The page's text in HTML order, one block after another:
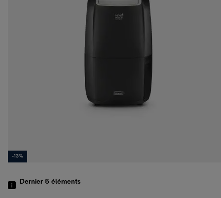
-13%
Dernier 5 éléments